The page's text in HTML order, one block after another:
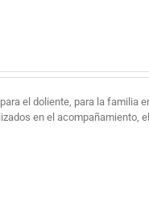
el doliente, para la familia
en el acompañamiento,